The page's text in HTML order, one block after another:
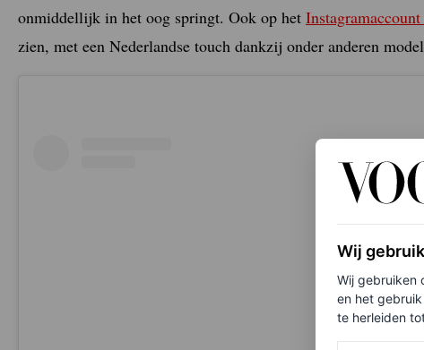
onmiddellijk in het oog springt. Ook op het
zien, met een Nederlandse touch dankzij onder anderen
Wij
Wij gebruiken
en het
te herleiden